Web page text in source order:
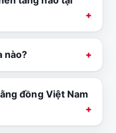
nào?
đồng Việt Nam